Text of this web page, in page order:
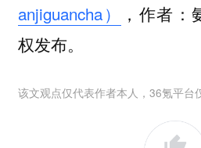
anjiguancha）
，作者
权发布。
该文观点仅代表作者本人，36氪平台